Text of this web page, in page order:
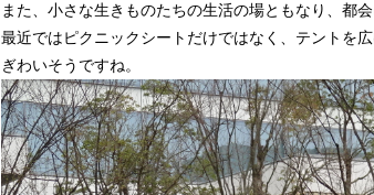
また、小さな生きものたちの生活の場ともなり、都
最近ではピクニックシートだけではなく、テントを